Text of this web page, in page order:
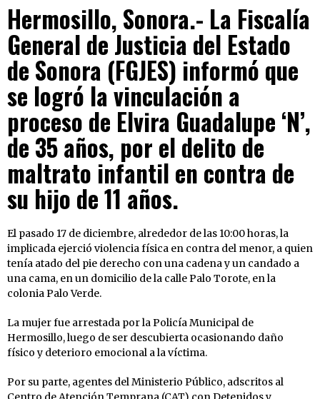
Hermosillo, Sonora.- La Fiscalía
General de Justicia del Estado
de Sonora (FGJES) informó que
se logró la vinculación a
proceso de Elvira Guadalupe ‘N’,
de 35 años, por el delito de
maltrato infantil en contra de
su hijo de 11 años.
El pasado 17 de diciembre, alrededor de las 10:00 horas, la
implicada ejerció violencia física en contra del menor, a quien
tenía atado del pie derecho con una cadena y un candado a
una cama, en un domicilio de la calle Palo Torote, en la
colonia Palo Verde.
La mujer fue arrestada por la Policía Municipal de
Hermosillo, luego de ser descubierta ocasionando daño
físico y deterioro emocional a la víctima.
Por su parte, agentes del Ministerio Público, adscritos al